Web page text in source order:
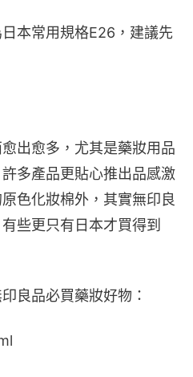
本常用規格E26，建議先
出愈多，尤其是藥妝用品
多產品更貼心推出品感激
色化妝棉外，其實無印良
些更只有日本才買得到
良品必買藥妝好物​：